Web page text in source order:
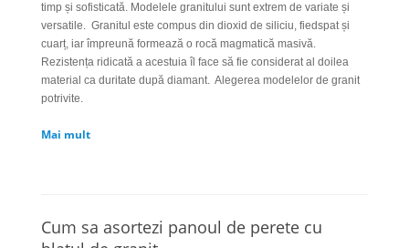
timp și sofisticată. Modelele granitului sunt extrem de variate și
versatile. Granitul este compus din dioxid de siliciu, fiedspat și
cuarț, iar împreună formează o rocă magmatică masivă.
Rezistența ridicată a acestuia îl face să fie considerat al doilea
material ca duritate după diamant. Alegerea modelelor de granit
potrivite.
Mai mult
Cum sa asortezi panoul de perete cu